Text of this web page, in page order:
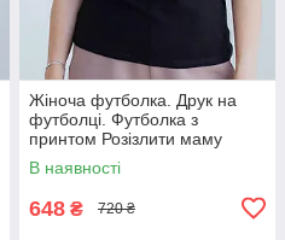
Жіноча футболка. Друк на
футболці. Футболка з
принтом Розізлити маму
може кожен
В наявності
648 ₴ 720 ₴